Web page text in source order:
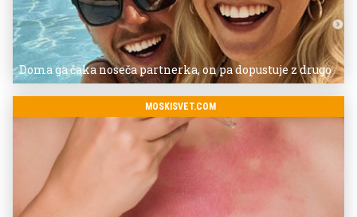
Doma ga čaka noseča partnerka, on pa dopustuje z drugo
MOSKISVET.COM